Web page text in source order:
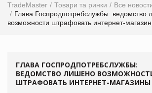
TradeMaster Товари та ринки
Все
Глава Госпродпотребслужбы: ведомство
возможности штрафовать интернет-
ГЛАВА ГОСПРОДПОТРЕБСЛУЖБЫ:
ВЕДОМСТВО ЛИШЕНО
ШТРАФОВАТЬ ИНТЕРНЕТ-МАГАЗИНЫ